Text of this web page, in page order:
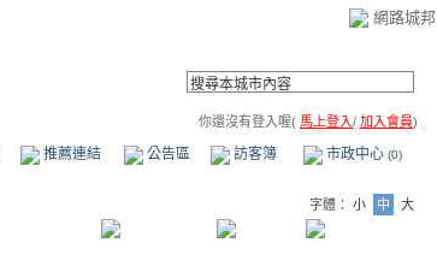
網路城邦
你還沒有登入喔( 馬上登入/ 加入會員)
推薦連結 公告區 訪客簿 市政中心 (0)
字體： 小 中 大